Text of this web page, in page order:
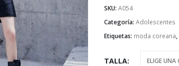
SKU: A054
Categoría: Adolescentes
Etiquetas: moda coreana,
TALLA